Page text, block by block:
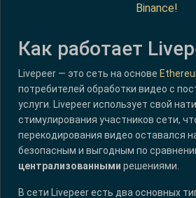
Binance!
Как работает
Livepeer — это сеть на основе
потребителей обработки видео с
услуги. Livepeer использует свой
стимулирования участников сети,
перекодирования видео оставался
безопасным и выгодным по
централизованными решениями.
В сети Livepeer есть два основных